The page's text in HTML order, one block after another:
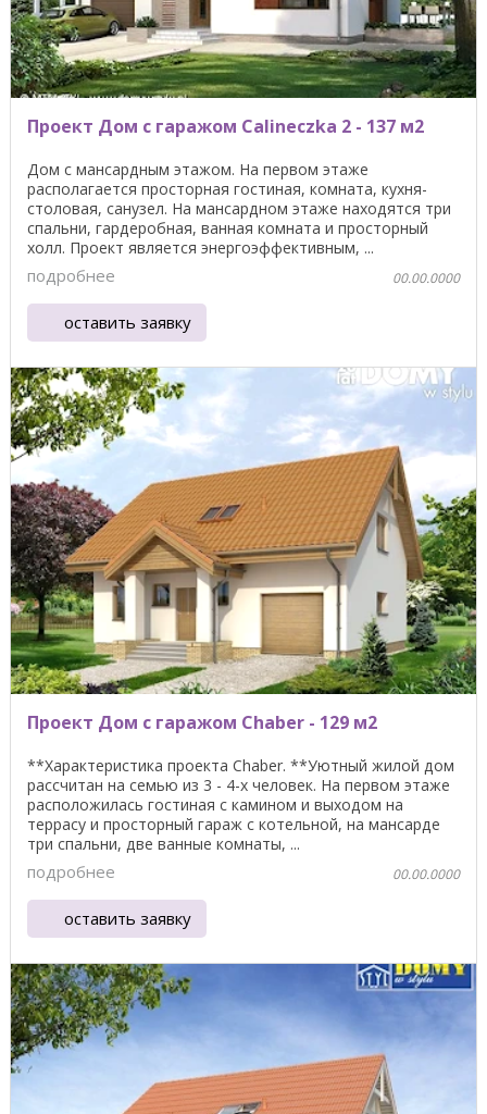
Проект Дом с гаражом Calineczka 2 - 137 м2
Дом с мансардным этажом. На первом этаже
располагается просторная гостиная, комната, кухня-
столовая, санузел. На мансардном этаже находятся три
спальни, гардеробная, ванная комната и просторный
холл. Проект является энергоэффективным, ...
подробнее 00.00.0000
оставить заявку
Проект Дом с гаражом Chaber - 129 м2
**Характеристика проекта Chaber. **Уютный жилой дом
рассчитан на семью из 3 - 4-х человек. На первом этаже
расположилась гостиная с камином и выходом на
террасу и просторный гараж с котельной, на мансарде
три спальни, две ванные комнаты, ...
подробнее 00.00.0000
оставить заявку